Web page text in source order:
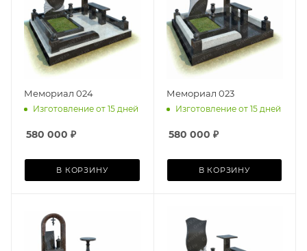
Мемориал 024
Изготовление от 15 дней
580 000 ₽
В КОРЗИНУ
Мемориал 023
Изготовление от 15 дней
580 000 ₽
В КОРЗИНУ